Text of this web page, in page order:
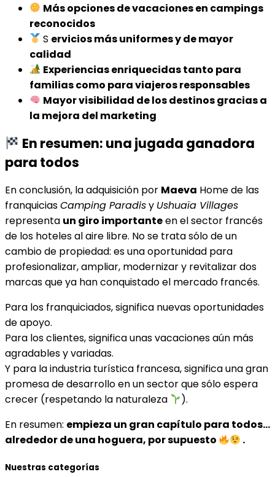
Más opciones de vacaciones en campings
reconocidos
S ervicios más uniformes y de mayor
calidad
Experiencias enriquecidas tanto para
familias como para viajeros responsables
Mayor visibilidad de los destinos gracias a
la mejora del marketing
En resumen: una jugada ganadora
para todos
En conclusión, la adquisición por Maeva Home de las
franquiciasCamping Paradisy Ushuaïa Villages
representa un giro importanteen el sector francés
de los hoteles al aire libre. No se trata sólo de un
cambio de propiedad: es una oportunidad para
profesionalizar, ampliar, modernizar y revitalizar dos
marcas que ya han conquistado el mercado francés.
Para los franquiciados, significa nuevas oportunidades
de apoyo.
Para los clientes, significa unas vacaciones aún más
agradables y variadas.
Y para la industria turística francesa, significa una gran
promesa de desarrollo en un sector que sólo espera
crecer (respetando la naturaleza
).
En resumen: empieza un gran capítulo para todos…
alrededor de una hoguera, por supuesto
.
Nuestras categorías